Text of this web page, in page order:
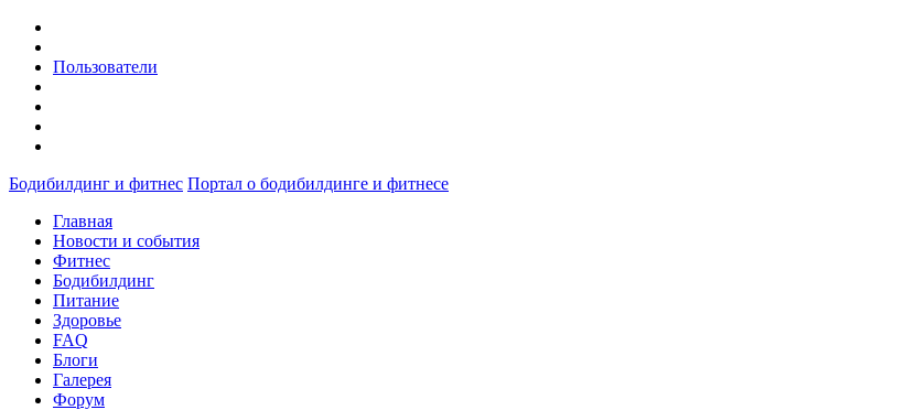
Пользователи
Бодибилдинг и фитнес Портал о бодибилдинге и фитнесе
Главная
Новости и события
Фитнес
Бодибилдинг
Питание
Здоровье
FAQ
Блоги
Галерея
Форум